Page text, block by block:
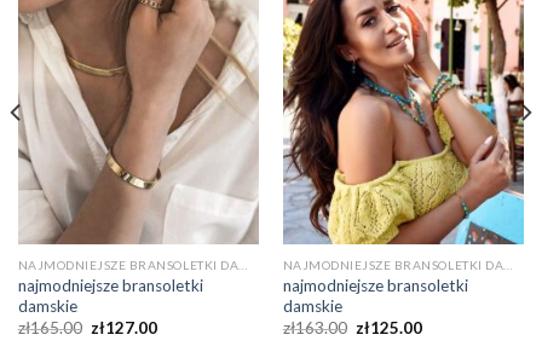
najmodniejsze bransoletki
damskie
zł165.00 zł127.00
najmodniejsze bransoletki
damskie
zł163.00 zł125.00